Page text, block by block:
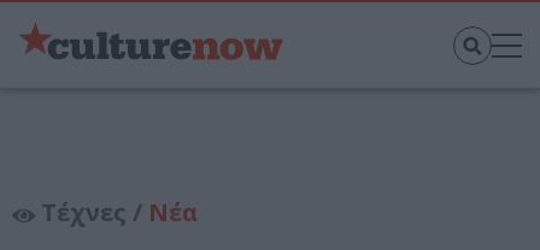
Τέχνες / Νέα